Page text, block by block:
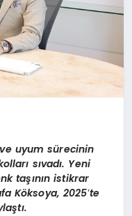
uyum sürecinin
sıvadı. Yeni
taşının istikrar
Köksoya, 2025’te